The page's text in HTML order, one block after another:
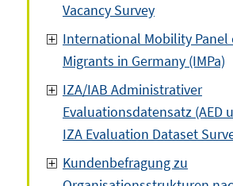
Vacancy Survey
International Mobility Panel
Migrants in Germany (IMPa)
IZA/IAB Administrativer
Evaluationsdatensatz (AED
IZA Evaluation Dataset
Kundenbefragung zu